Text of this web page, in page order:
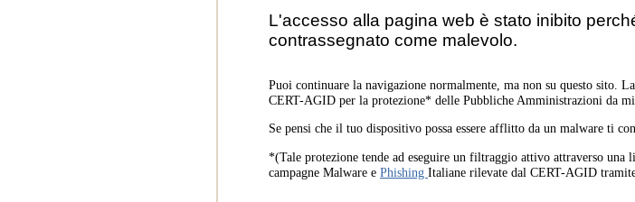
L'accesso alla pagina web è stato inibito
contrassegnato come malevolo.
Puoi continuare la navigazione normalmente, ma non su questo sito.
CERT-AGID per la protezione* delle Pubbliche Amministrazioni da
Se pensi che il tuo dispositivo possa essere afflitto da un malware ti
*(Tale protezione tende ad eseguire un filtraggio attivo attraverso
campagne Malware e Phishing Italiane rilevate dal CERT-AGID